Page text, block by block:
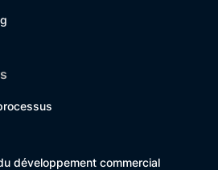
développement commercial